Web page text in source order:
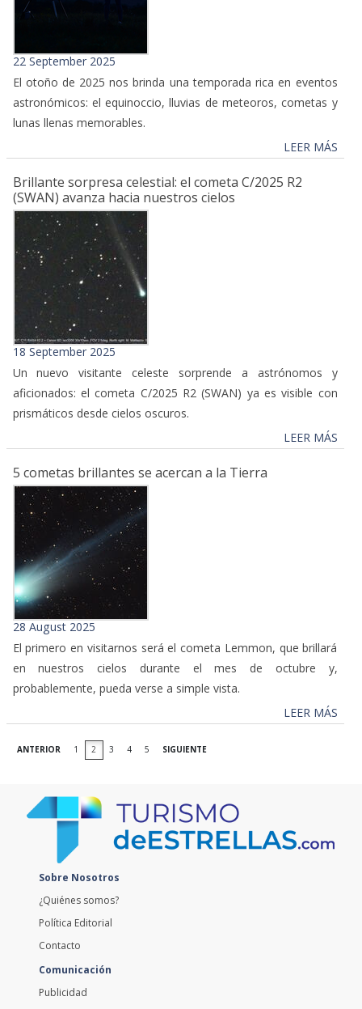
22 September 2025
El otoño de 2025 nos brinda una temporada rica en eventos
astronómicos: el equinoccio, lluvias de meteoros, cometas y
lunas llenas memorables.
LEER MÁS
Brillante sorpresa celestial: el cometa C/2025 R2
(SWAN) avanza hacia nuestros cielos
18 September 2025
Un nuevo visitante celeste sorprende a astrónomos y
aficionados: el cometa C/2025 R2 (SWAN) ya es visible con
prismáticos desde cielos oscuros.
LEER MÁS
5 cometas brillantes se acercan a la Tierra
28 August 2025
El primero en visitarnos será el cometa Lemmon, que brillará
en nuestros cielos durante el mes de octubre y,
probablemente, pueda verse a simple vista.
LEER MÁS
ANTERIOR 1 2 3 4 5 SIGUIENTE
Sobre Nosotros
¿Quiénes somos?
Política Editorial
Contacto
Comunicación
Publicidad